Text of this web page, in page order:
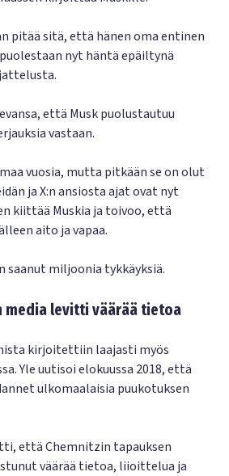
pitää sitä, että hänen oma entinen
nyt häntä epäiltynä
että Musk puolustautuu
vastaan.
vuosia, mutta pitkään se on olut
ja X:n ansiosta ajat ovat nyt
kiittää Muskia ja toivoo, että
aito ja vapaa.
saanut miljoonia tykkäyksiä.
media levitti väärää tietoa
kirjoitettiin laajasti myös
Yle uutisoi elokuussa 2018, että
ulkomaalaisia puukotuksen
että Chemnitzin tapauksen
väärää tietoa, liioittelua ja